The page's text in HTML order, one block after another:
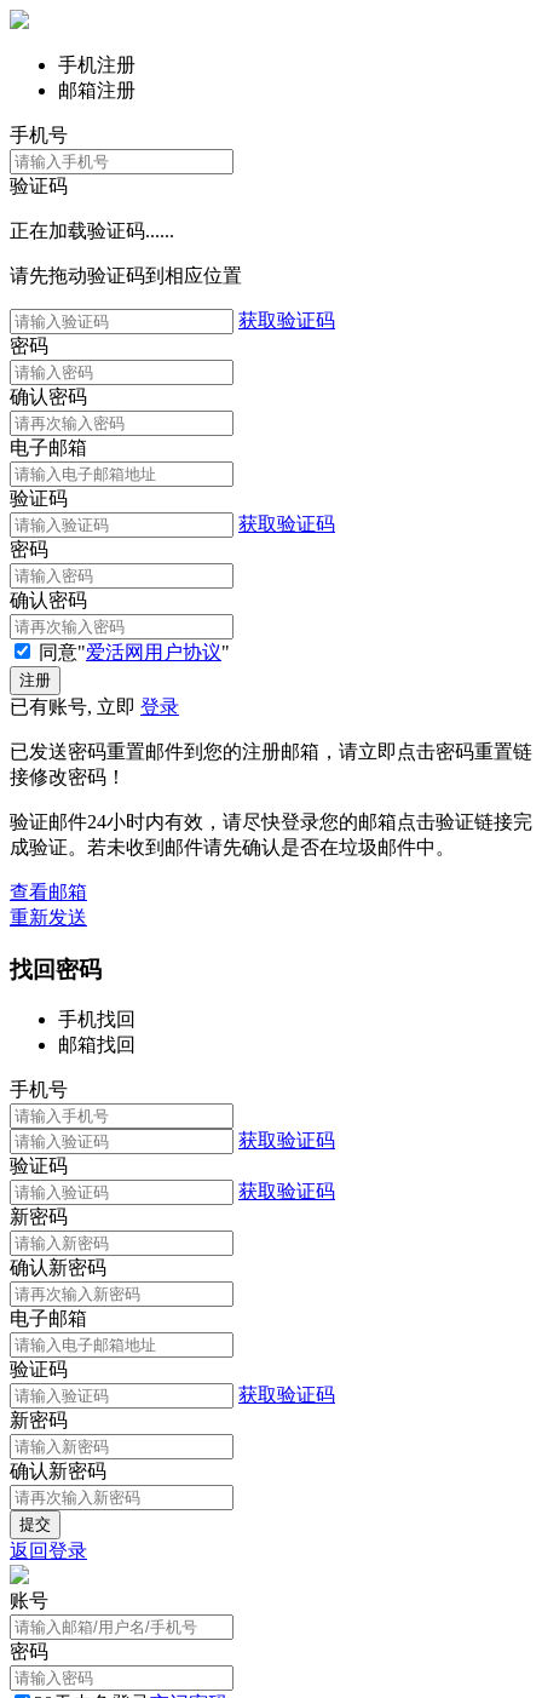
手机注册
邮箱注册
手机号
验证码
正在加载验证码......
请先拖动验证码到相应位置
获取验证码
密码
确认密码
电子邮箱
验证码
获取验证码
密码
确认密码
同意"爱活网用户协议"
已有账号, 立即 登录
已发送密码重置邮件到您的注册邮箱，请立即点击密码重置链
接修改密码！
验证邮件24小时内有效，请尽快登录您的邮箱点击验证链接完
成验证。若未收到邮件请先确认是否在垃圾邮件中。
查看邮箱
重新发送
找回密码
手机找回
邮箱找回
手机号
获取验证码
验证码
获取验证码
新密码
确认新密码
电子邮箱
验证码
获取验证码
新密码
确认新密码
返回登录
账号
密码